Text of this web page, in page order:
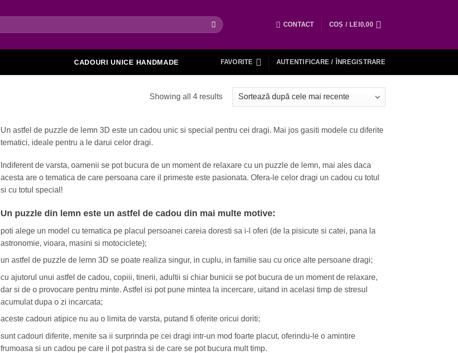
CONTACT COȘ / LEI 0,00
CADOURI UNICE HANDMADE FAVORITE AUTENTIFICARE / ÎNREGISTRARE
Showing all 4 results
Un astfel de puzzle de lemn 3D este un cadou unic si special pentru cei dragi. Mai jos gasiti modele cu diferite
tematici, ideale pentru a le darui celor dragi.
Indiferent de varsta, oamenii se pot bucura de un moment de relaxare cu un puzzle de lemn, mai ales daca
acesta are o tematica de care persoana care il primeste este pasionata. Ofera-le celor dragi un cadou cu totul
si cu totul special!
Un puzzle din lemn este un astfel de cadou din mai multe motive:
poti alege un model cu tematica pe placul persoanei careia doresti sa i-l oferi (de la pisicute si catei, pana la
astronomie, vioara, masini si motociclete);
un astfel de puzzle de lemn 3D se poate realiza singur, in cuplu, in familie sau cu orice alte persoane dragi;
cu ajutorul unui astfel de cadou, copiii, tinerii, adultii si chiar bunicii se pot bucura de un moment de relaxare,
dar si de o provocare pentru minte. Astfel isi pot pune mintea la incercare, uitand in acelasi timp de stresul
acumulat dupa o zi incarcata;
aceste cadouri atipice nu au o limita de varsta, putand fi oferite oricui doriti;
sunt cadouri diferite, menite sa ii surprinda pe cei dragi intr-un mod foarte placut, oferindu-le o amintire
frumoasa si un cadou pe care il pot pastra si de care se pot bucura mult timp.